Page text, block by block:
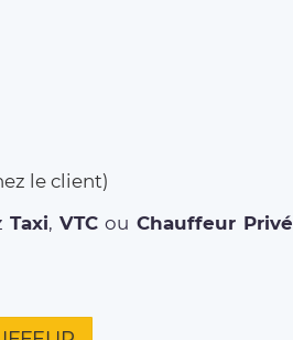
le client)
Taxi,VTC ou Chauffeur Privé